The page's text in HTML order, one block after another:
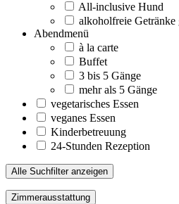
All-inclusive Hund
alkoholfreie Getränke
Abendmenü
à la carte
Buffet
3 bis 5 Gänge
mehr als 5 Gänge
vegetarisches Essen
veganes Essen
Kinderbetreuung
24-Stunden Rezeption
Alle Suchfilter anzeigen
Zimmerausstattung